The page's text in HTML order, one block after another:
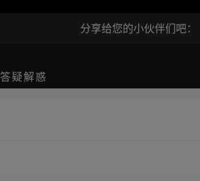
分享给您的小伙伴们吧：
答疑解惑